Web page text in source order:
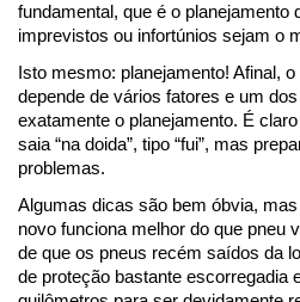
fundamental, que é o planejamento
imprevistos ou infortúnios sejam o
Isto mesmo: planejamento! Afinal, o
depende de vários fatores e um
exatamente o planejamento. É
saia “na doida”, tipo “fui”, mas
problemas.
Algumas dicas são bem óbvia,
novo funciona melhor do que pneu
de que os pneus recém saídos da
de proteção bastante escorregadia